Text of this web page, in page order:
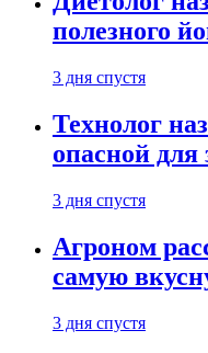
полезного
3 дня спустя
Технолог
опасной для
3 дня спустя
Агроном
самую
3 дня спустя